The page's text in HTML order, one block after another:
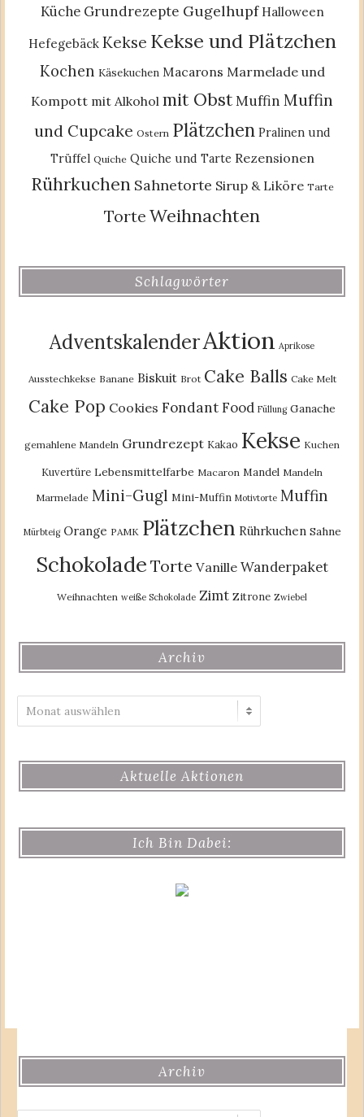
Küche Grundrezepte Gugelhupf Halloween
Hefegebäck Kekse Kekse und Plätzchen
Kochen Käsekuchen Macarons Marmelade und
Kompott mit Alkohol mit ObstMuffin Muffin
und Cupcake Ostern Plätzchen Pralinen und
Trüffel Quiche Quiche und Tarte Rezensionen
Rührkuchen Sahnetorte Sirup & Liköre Tarte
Torte Weihnachten
Schlagwörter
AdventskalenderAktion Aprikose
Ausstechkekse Banane Biskuit Brot Cake Balls Cake Melt
Cake Pop Cookies Fondant Food Füllung Ganache
gemahlene Mandeln Grundrezept Kakao Kekse Kuchen
Kuvertüre Lebensmittelfarbe Macaron Mandel Mandeln
Marmelade Mini-Gugl Mini-Muffin Motivtorte Muffin
Mürbteig Orange PAMK Plätzchen Rührkuchen Sahne
Schokolade Torte Vanille Wanderpaket
Weihnachten weiße Schokolade Zimt Zitrone Zwiebel
Archiv
Aktuelle Aktionen
Ich Bin Dabei:
Archiv